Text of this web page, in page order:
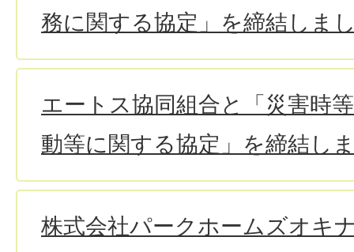
務に関する協定」を締結しま
エートス協同組合と「災害時
動等に関する協定」を締結し
株式会社パークホームズオキ